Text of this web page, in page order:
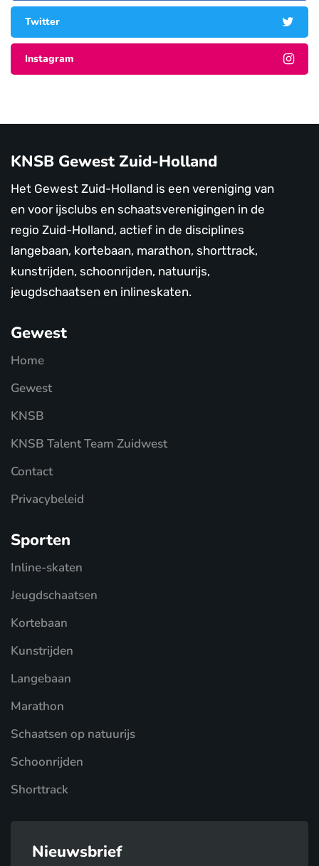
Twitter
Instagram
KNSB Gewest Zuid-Holland
Het Gewest Zuid-Holland is een vereniging van
en voor ijsclubs en schaatsverenigingen in de
regio Zuid-Holland, actief in de disciplines
langebaan, kortebaan, marathon, shorttrack,
kunstrijden, schoonrijden, natuurijs,
jeugdschaatsen en inlineskaten.
Gewest
Home
Gewest
KNSB
KNSB Talent Team Zuidwest
Contact
Privacybeleid
Sporten
Inline-skaten
Jeugdschaatsen
Kortebaan
Kunstrijden
Langebaan
Marathon
Schaatsen op natuurijs
Schoonrijden
Shorttrack
Nieuwsbrief